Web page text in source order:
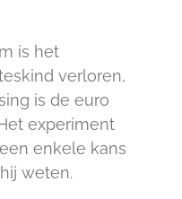
is het
verloren,
is de euro
experiment
enkele kans
weten.